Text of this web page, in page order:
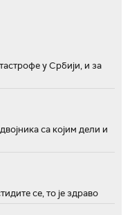
у Србији, и за
са којим дели и
се, то је здраво